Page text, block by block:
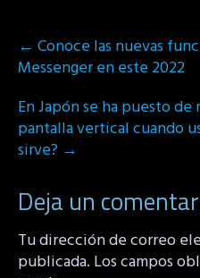
Post
navigation
← Conoce las nuevas
Messenger en este 2022
En Japón se ha puesto
pantalla vertical cuando
sirve? →
Deja un
Tu dirección de correo
publicada. Los campos